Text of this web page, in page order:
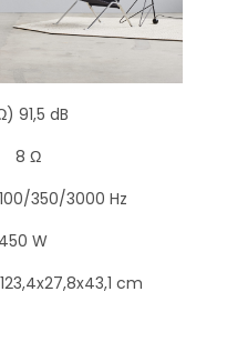
dB
Ω
3000 Hz
W
cm